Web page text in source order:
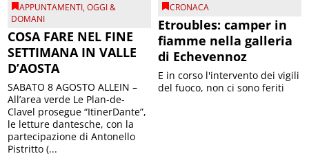
APPUNTAMENTI,OGGI &
DOMANI
COSA FARE NEL FINE
SETTIMANA IN VALLE
D’AOSTA
SABATO 8 AGOSTO ALLEIN –
All’area verde Le Plan-de-
Clavel prosegue “ItinerDante”,
le letture dantesche, con la
partecipazione di Antonello
Pistritto (...
CRONACA
Etroubles: camper in
fiamme nella galleria
di Echevennoz
E in corso l'intervento dei vigili
del fuoco, non ci sono feriti